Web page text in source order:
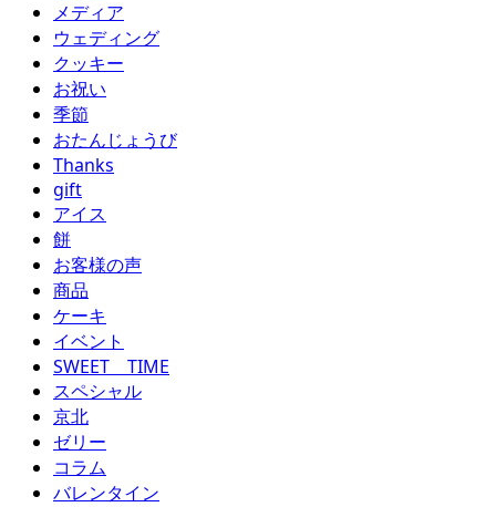
メディア
ウェディング
クッキー
お祝い
季節
おたんじょうび
Thanks
gift
アイス
餅
お客様の声
商品
ケーキ
イベント
SWEET TIME
スペシャル
京北
ゼリー
コラム
バレンタイン